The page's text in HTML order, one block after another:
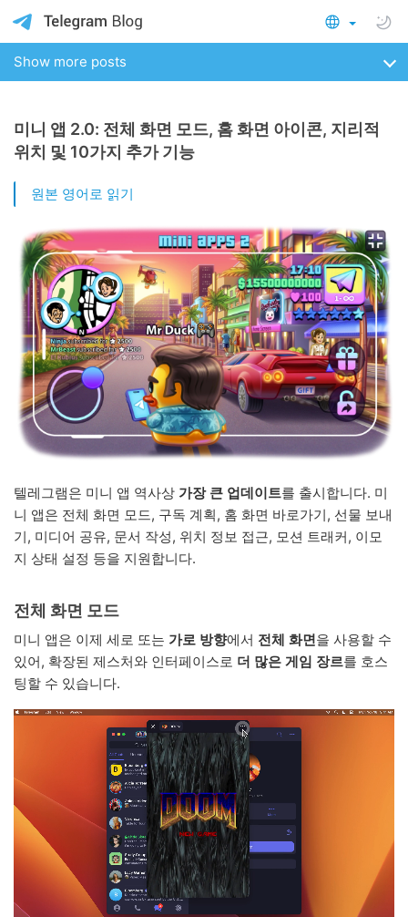
Show more posts
미니 앱 2.0: 전체 화면 모드, 홈 화면 아이콘, 지리적
위치 및 10가지 추가 기능
원본 영어로 읽기
텔레그램은 미니 앱 역사상 가장 큰 업데이트를 출시합니다. 미
니 앱은 전체 화면 모드, 구독 계획, 홈 화면 바로가기, 선물 보내
기, 미디어 공유, 문서 작성, 위치 정보 접근, 모션 트래커, 이모
지 상태 설정 등을 지원합니다.
전체 화면 모드
미니 앱은 이제 세로 또는 가로 방향에서 전체 화면을 사용할 수
있어, 확장된 제스처와 인터페이스로 더 많은 게임 장르를 호스
팅할 수 있습니다.